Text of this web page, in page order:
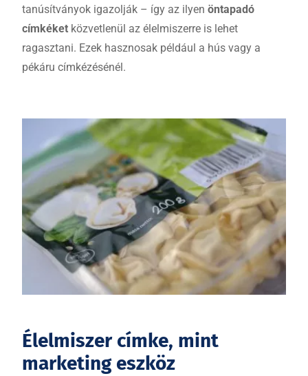
tanúsítványok igazolják – így az ilyen öntapadó
címkéket közvetlenül az élelmiszerre is lehet
ragasztani. Ezek hasznosak például a hús vagy a
pékáru címkézésénél.
Élelmiszer címke, mint
marketing eszköz